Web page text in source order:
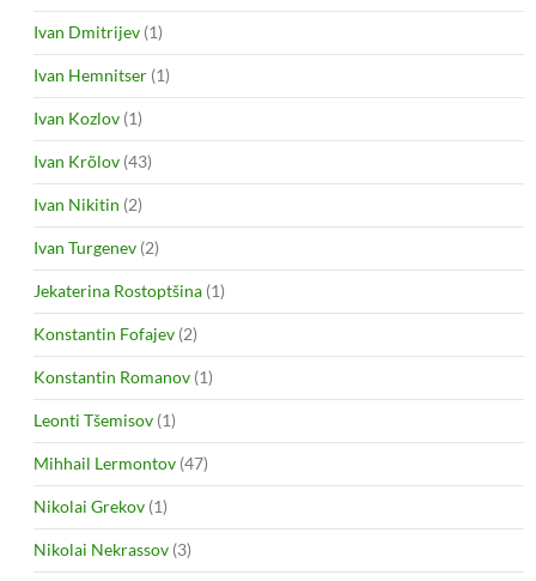
Ivan Dmitrijev (1)
Ivan Hemnitser (1)
Ivan Kozlov (1)
Ivan Krõlov (43)
Ivan Nikitin (2)
Ivan Turgenev (2)
Jekaterina Rostoptšina (1)
Konstantin Fofajev (2)
Konstantin Romanov (1)
Leonti Tšemisov (1)
Mihhail Lermontov (47)
Nikolai Grekov (1)
Nikolai Nekrassov (3)